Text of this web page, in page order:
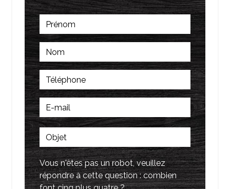
Vous n'êtes pas un robot, veuillez
répondre à cette question : combien